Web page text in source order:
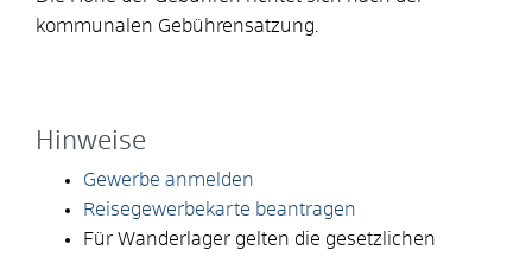
kommunalen Gebührensatzung.
Hinweise
Gewerbe anmelden
Reisegewerbekarte beantragen
Für Wanderlager gelten die gesetzlichen